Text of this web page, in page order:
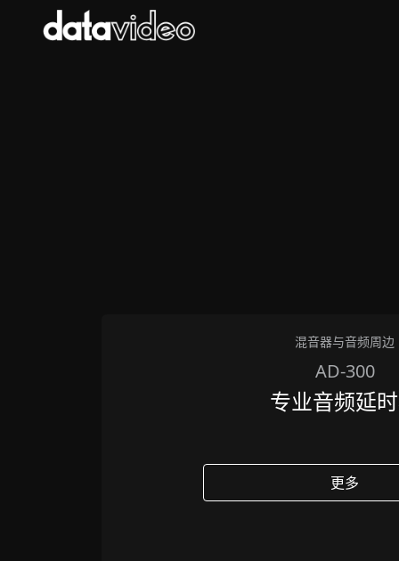
混音器与音频周边
AD-300
专业音频延
更多